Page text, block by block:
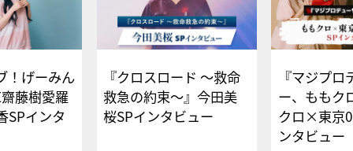
！げーみん
藤樹愛羅
SPインタ
『クロスロード ～救命
救急の約束～』今田美
桜SPインタビュー
『マジプロ
ー、ももク
クロ×東京
ンタビュー